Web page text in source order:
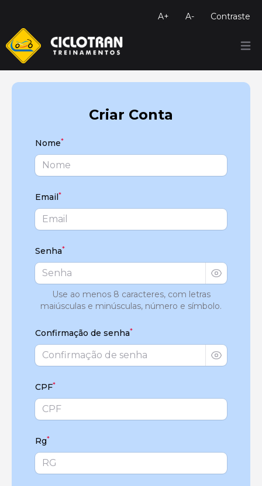
A+ A- Contraste
Menu
Criar Conta
Nome*
Email*
Senha*
Use ao menos 8 caracteres, com letras
maiúsculas e minúsculas, número e símbolo.
Confirmação de senha*
CPF*
Rg*